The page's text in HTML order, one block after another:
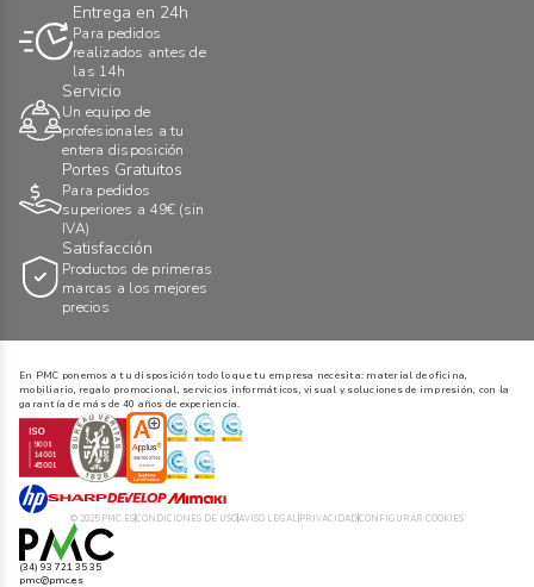
Entrega en 24h
Para pedidos
realizados antes de
las 14h
Servicio
Un equipo de
profesionales a tu
entera disposición
Portes Gratuitos
Para pedidos
superiores a 49€ (sin
IVA)
Satisfacción
Productos de primeras
marcas a los mejores
precios
En PMC ponemos a tu disposición todo lo que tu empresa necesita: material de oficina,
mobiliario, regalo promocional, servicios informáticos, visual y soluciones de impresión, con la
garantía de más de 40 años de experiencia.
© 2025 PMC.ESCONDICIONES DE USO AVISO LEGAL PRIVACIDADCONFIGURAR COOKIES
(34) 93 721 35 35
pmc@pmc.es